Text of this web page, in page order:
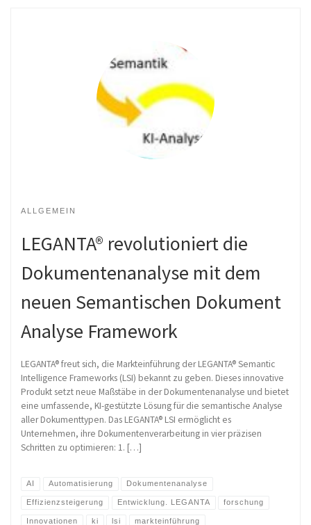
ALLGEMEIN
LEGANTA® revolutioniert die
Dokumentenanalyse mit dem
neuen Semantischen Dokument
Analyse Framework
LEGANTA® freut sich, die Markteinführung der LEGANTA® Semantic
Intelligence Frameworks (LSI) bekannt zu geben. Dieses innovative
Produkt setzt neue Maßstäbe in der Dokumentenanalyse und bietet
eine umfassende, KI-gestützte Lösung für die semantische Analyse
aller Dokumenttypen. Das LEGANTA® LSI ermöglicht es
Unternehmen, ihre Dokumentenverarbeitung in vier präzisen
Schritten zu optimieren: 1. […]
AI Automatisierung Dokumentenanalyse
Effizienzsteigerung Entwicklung. LEGANTA forschung
Innovationen ki lsi markteinführung